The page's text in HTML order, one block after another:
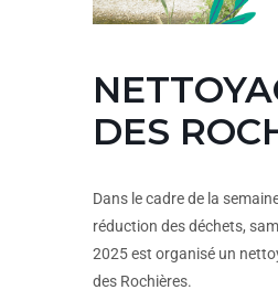
DES
Dans le cadre de la
réduction des déchets,
2025 est organisé un
des Rochières.